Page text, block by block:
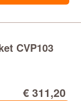
CVP103
€ 311,20